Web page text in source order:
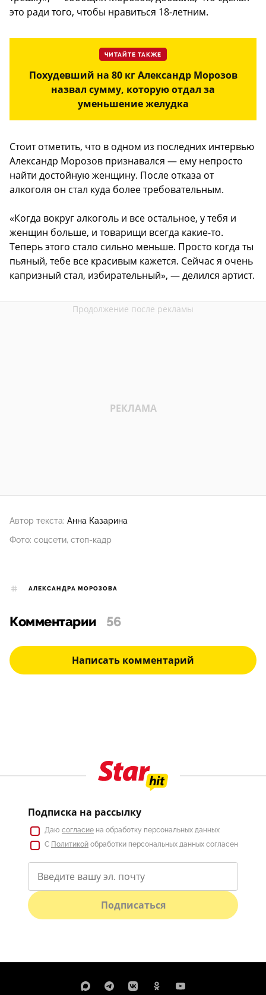
это ради того, чтобы нравиться 18-летним.
ЧИТАЙТЕ ТАКЖЕ
Похудевший на 80 кг Александр Морозов
назвал сумму, которую отдал за
уменьшение желудка
Стоит отметить, что в одном из последних интервью
Александр Морозов признавался — ему непросто
найти достойную женщину. После отказа от
алкоголя он стал куда более требовательным.
«Когда вокруг алкоголь и все остальное, у тебя и
женщин больше, и товарищи всегда какие-то.
Теперь этого стало сильно меньше. Просто когда ты
пьяный, тебе все красивым кажется. Сейчас я очень
капризный стал, избирательный», — делился артист.
Автор текста: Анна Казарина
Фото: соцсети, стоп-кадр
АЛЕКСАНДРА МОРОЗОВА
Комментарии 56
Написать комментарий
Подписка на рассылку
Даю согласие на обработку персональных данных
С Политикой обработки персональных данных согласен
Подписаться